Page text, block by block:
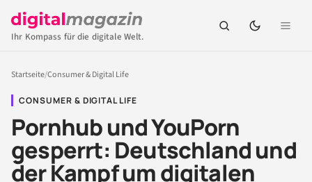
Ihr Kompass für die digitale Welt.
Startseite/Consumer & Digital Life
CONSUMER & DIGITAL LIFE
Pornhub und YouPorn
gesperrt: Deutschland und
der Kampf um digitalen